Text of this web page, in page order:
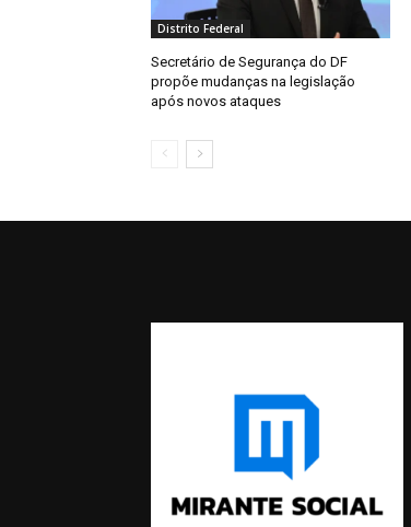
Distrito Federal
Secretário de Segurança do DF
propõe mudanças na legislação
após novos ataques